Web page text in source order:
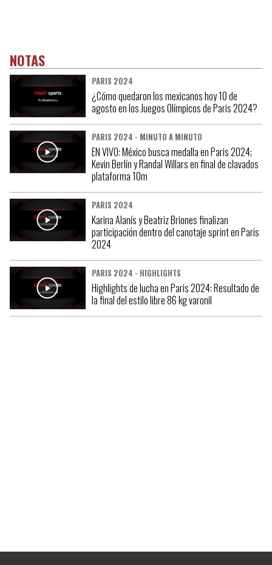
NOTAS
PARIS 2024
¿Cómo quedaron los mexicanos hoy 10 de
agosto en los Juegos Olímpicos de Paris 2024?
PARIS 2024 - MINUTO A MINUTO
EN VIVO: México busca medalla en Paris 2024;
Kevin Berlín y Randal Willars en final de clavados
plataforma 10m
PARIS 2024
Karina Alanís y Beatriz Briones finalizan
participación dentro del canotaje sprint en Paris
2024
PARIS 2024 - HIGHLIGHTS
Highlights de lucha en Paris 2024: Resultado de
la final del estilo libre 86 kg varonil